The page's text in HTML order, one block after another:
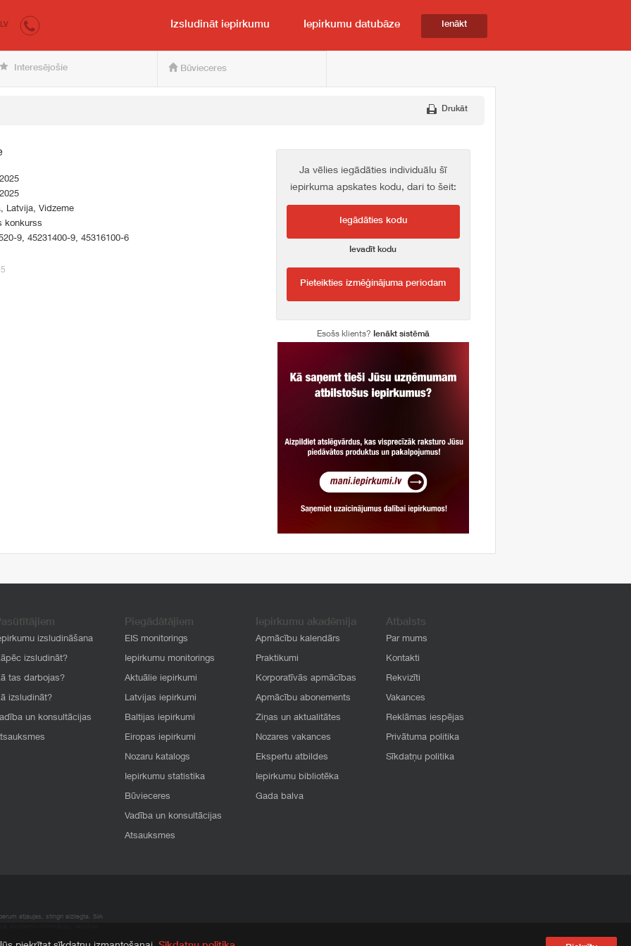
pircējam un pārdevējam
LV Izsludināt iepirkumu Iepirkumu datubāze Ienākt
Interesējošie Būvieceres
Drukāt
Latvija, Vidzeme
konkurss
9, 45231400-9, 45316100-6
Ja vēlies iegādāties individuālu šī
iepirkuma apskates kodu, dari to šeit:
Iegādāties kodu
Ievadīt kodu
Pieteikties izmēģinājuma periodam
Esošs klients? Ienākt sistēmā
izsludināšana
izsludināt?
tas darbojas?
izsludināt?
un konsultācijas
Piegādātājiem
EIS monitorings
Iepirkumu monitorings
Aktuālie iepirkumi
Latvijas iepirkumi
Baltijas iepirkumi
Eiropas iepirkumi
Nozaru katalogs
Iepirkumu statistika
Būvieceres
Vadība un konsultācijas
Atsauksmes
Iepirkumu akadēmija
Apmācību kalendārs
Praktikumi
Korporatīvās apmācības
Apmācību abonements
Ziņas un aktualitātes
Nozares vakances
Ekspertu atbildes
Iepirkumu bibliotēka
Gada balva
Atbalsts
Par mums
Kontakti
Rekvizīti
Vakances
Reklāmas iespējas
Privātuma politika
Sīkdatņu politika
atļaujas, stingri aizliegta. SIA